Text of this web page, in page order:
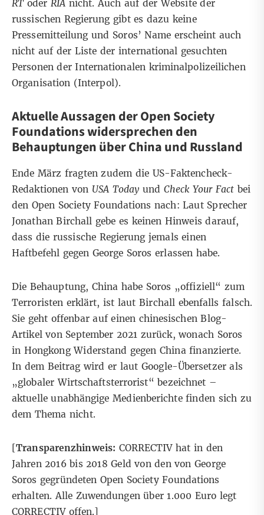
RToder RIA nicht. Auch auf derWebsiteder
russischen Regierung gibt es dazu keine
Pressemitteilung und Soros’ Name erscheint auch
nicht auf derListe der international gesuchten
Personen der Internationalen kriminalpolizeilichen
Organisation (Interpol).
Aktuelle Aussagen der Open Society
Foundations widersprechen den
Behauptungen über China und Russland
Ende März fragten zudem die US-Faktencheck-
Redaktionen von USA Today und Check Your Fact bei
den Open Society Foundations nach: Laut Sprecher
Jonathan Birchall gebe es keinen Hinweis darauf,
dass die russische Regierung jemals einen
Haftbefehl gegen George Soros erlassen habe.
Die Behauptung, China habe Soros „offiziell“ zum
Terroristen erklärt, ist laut Birchall ebenfalls falsch.
Sie geht offenbar aufeinen chinesischen Blog-
Artikelvon September 2021 zurück, wonach Soros
in Hongkong Widerstand gegen China finanzierte.
In dem Beitrag wird er laut Google-Übersetzer als
„globaler Wirtschaftsterrorist“ bezeichnet –
aktuelleunabhängige Medienberichtefinden sich zu
dem Thema nicht.
[Transparenzhinweis: CORRECTIV hat in den
Jahren 2016 bis 2018 Geld von den von George
Soros gegründeten Open Society Foundations
erhalten. Alle Zuwendungen über 1.000 Euro legt
CORRECTIV offen.]